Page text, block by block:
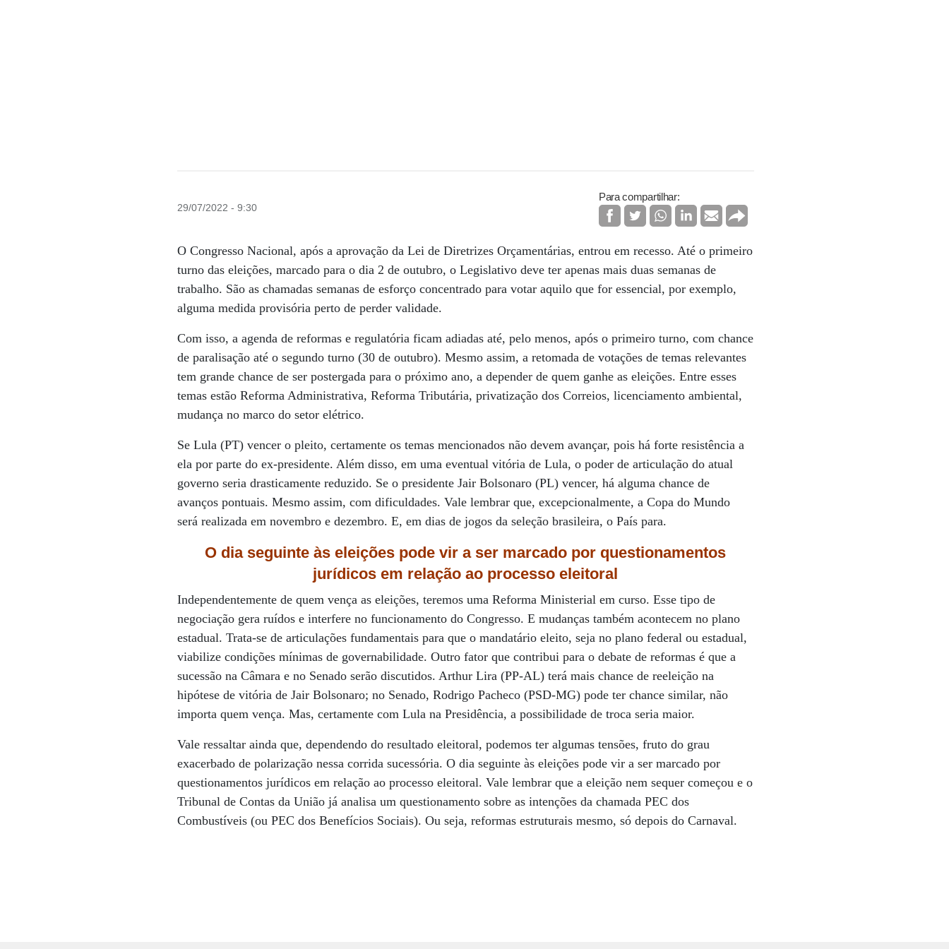
29/07/2022 - 9:30
Para compartilhar:
O Congresso Nacional, após a aprovação da Lei de Diretrizes Orçamentárias, entrou em recesso. Até o primeiro
turno das eleições, marcado para o dia 2 de outubro, o Legislativo deve ter apenas mais duas semanas de
trabalho. São as chamadas semanas de esforço concentrado para votar aquilo que for essencial, por exemplo,
alguma medida provisória perto de perder validade.
Com isso, a agenda de reformas e regulatória ficam adiadas até, pelo menos, após o primeiro turno, com chance
de paralisação até o segundo turno (30 de outubro). Mesmo assim, a retomada de votações de temas relevantes
tem grande chance de ser postergada para o próximo ano, a depender de quem ganhe as eleições. Entre esses
temas estão Reforma Administrativa, Reforma Tributária, privatização dos Correios, licenciamento ambiental,
mudança no marco do setor elétrico.
Se Lula (PT) vencer o pleito, certamente os temas mencionados não devem avançar, pois há forte resistência a
ela por parte do ex-presidente. Além disso, em uma eventual vitória de Lula, o poder de articulação do atual
governo seria drasticamente reduzido. Se o presidente Jair Bolsonaro (PL) vencer, há alguma chance de
avanços pontuais. Mesmo assim, com dificuldades. Vale lembrar que, excepcionalmente, a Copa do Mundo
será realizada em novembro e dezembro. E, em dias de jogos da seleção brasileira, o País para.
O dia seguinte às eleições pode vir a ser marcado por questionamentos
jurídicos em relação ao processo eleitoral
Independentemente de quem vença as eleições, teremos uma Reforma Ministerial em curso. Esse tipo de
negociação gera ruídos e interfere no funcionamento do Congresso. E mudanças também acontecem no plano
estadual. Trata-se de articulações fundamentais para que o mandatário eleito, seja no plano federal ou estadual,
viabilize condições mínimas de governabilidade. Outro fator que contribui para o debate de reformas é que a
sucessão na Câmara e no Senado serão discutidos. Arthur Lira (PP-AL) terá mais chance de reeleição na
hipótese de vitória de Jair Bolsonaro; no Senado, Rodrigo Pacheco (PSD-MG) pode ter chance similar, não
importa quem vença. Mas, certamente com Lula na Presidência, a possibilidade de troca seria maior.
Vale ressaltar ainda que, dependendo do resultado eleitoral, podemos ter algumas tensões, fruto do grau
exacerbado de polarização nessa corrida sucessória. O dia seguinte às eleições pode vir a ser marcado por
questionamentos jurídicos em relação ao processo eleitoral. Vale lembrar que a eleição nem sequer começou e o
Tribunal de Contas da União já analisa um questionamento sobre as intenções da chamada PEC dos
Combustíveis (ou PEC dos Benefícios Sociais). Ou seja, reformas estruturais mesmo, só depois do Carnaval.